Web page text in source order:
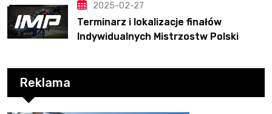
2025-02-27
Terminarz i lokalizacje finałów
Indywidualnych Mistrzostw Polski
Reklama